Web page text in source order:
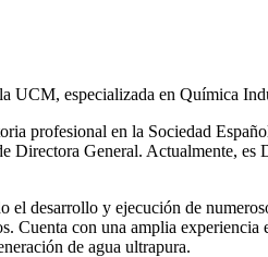
UCM, especializada en Química
profesional en la Sociedad
Directora General. Actualmente,
el desarrollo y ejecución de
Cuenta con una amplia experiencia
de agua ultrapura.